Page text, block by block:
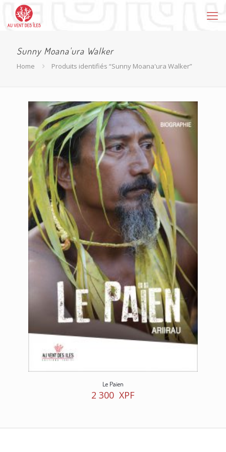
Sunny Moana'ura Walker
Home Produits identifiés “Sunny Moana'ura Walker”
Le Païen
2 300 XPF